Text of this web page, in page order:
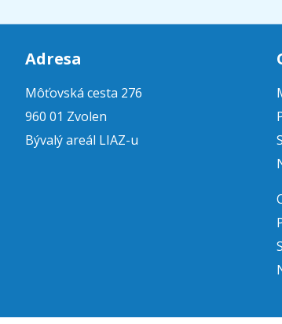
Adresa
Môťovská cesta 276
960 01 Zvolen
Bývalý areál LIAZ-u